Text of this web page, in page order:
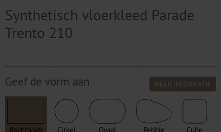
Synthetisch vloerkleed Parade
Trento 210
Geef de vorm aan MEER INFORMATIE
Rechthoek Cirkel Ovaal Pebble Cube